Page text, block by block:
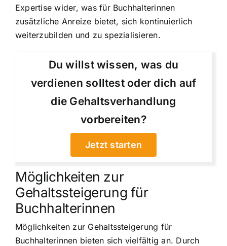
Expertise wider, was für Buchhalterinnen
zusätzliche Anreize bietet, sich kontinuierlich
weiterzubilden und zu spezialisieren.
Du willst wissen, was du
verdienen solltest oder dich auf
die Gehaltsverhandlung
vorbereiten?
Jetzt starten
Möglichkeiten zur
Gehaltssteigerung für
Buchhalterinnen
Möglichkeiten zur Gehaltssteigerung für
Buchhalterinnen bieten sich vielfältig an. Durch